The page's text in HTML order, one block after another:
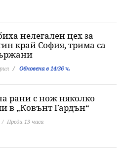
нелегален цех за
край София, трима са
Обновена в 14:36 ч.
рани с нож няколко
в „Ковънт Гардън“
Преди 13 часа